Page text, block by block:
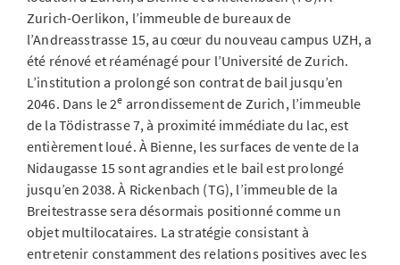
Zurich-Oerlikon, l’immeuble de bureaux de
l’Andreasstrasse 15, au cœur du nouveau campus UZH, a
été rénové et réaménagé pour l’Université de Zurich.
L’institution a prolongé son contrat de bail jusqu’en
2046. Dans le 2e arrondissement de Zurich, l’immeuble
de la Tödistrasse 7, à proximité immédiate du lac, est
entièrement loué. À Bienne, les surfaces de vente de la
Nidaugasse 15 sont agrandies et le bail est prolongé
jusqu’en 2038. À Rickenbach (TG), l’immeuble de la
Breitestrasse sera désormais positionné comme un
objet multilocataires. La stratégie consistant à
entretenir constamment des relations positives avec les